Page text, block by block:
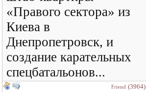
«Правого сектора» из
Киева в
Днепропетровск, и
создание карательных
спецбатальонов...
Friend (3964)